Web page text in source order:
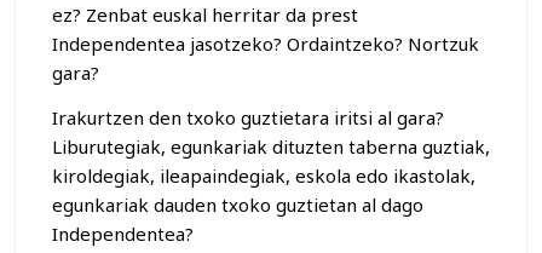
ez? Zenbat euskal herritar da prest
Independentea jasotzeko? Ordaintzeko? Nortzuk
gara?
Irakurtzen den txoko guztietara iritsi al gara?
Liburutegiak, egunkariak dituzten taberna guztiak,
kiroldegiak, ileapaindegiak, eskola edo ikastolak,
egunkariak dauden txoko guztietan al dago
Independentea?